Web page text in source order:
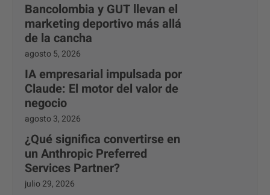
Bancolombia y GUT llevan el
marketing deportivo más allá
de la cancha
agosto 5, 2026
IA empresarial impulsada por
Claude: El motor del valor de
negocio
agosto 3, 2026
¿Qué significa convertirse en
un Anthropic Preferred
Services Partner?
julio 29, 2026